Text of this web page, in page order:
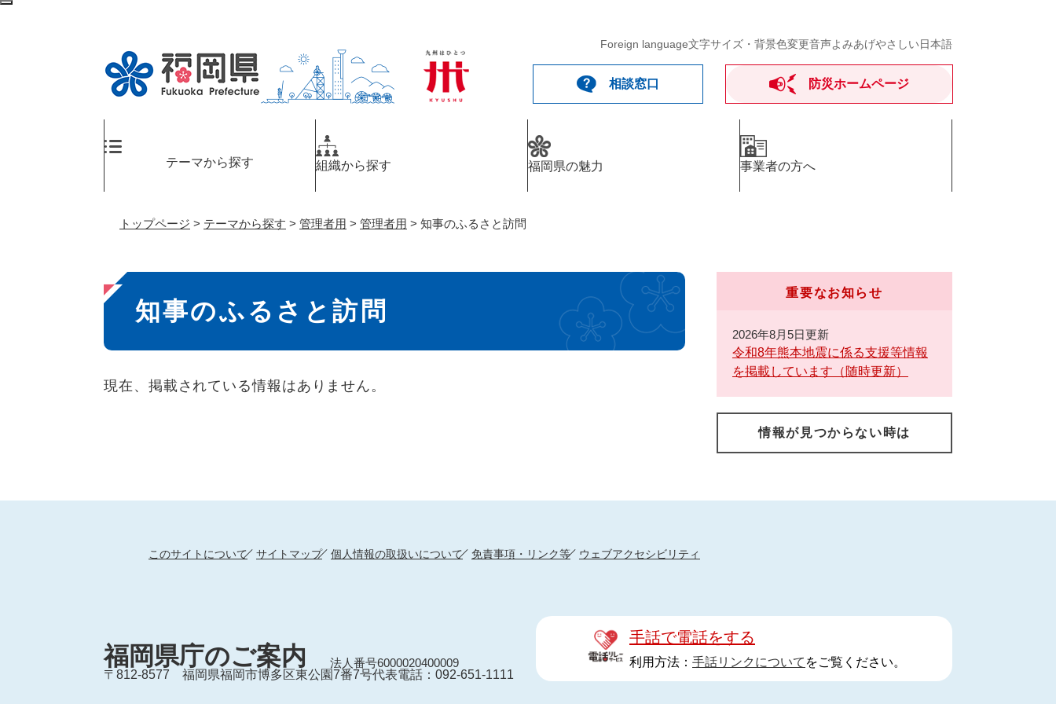
ペ
Foreign language文字サイズ・背景色変更音声よみあげやさしい日本語
相談窓口 防災ホームページ
テーマから探す 組織から探す 福岡県の魅力 事業者の方へ
トップページ > テーマから探す > 管理者用 > 管理者用 > 知事のふるさと訪問
本
文
知事のふるさと訪問
現在、掲載されている情報はありません。
重要なお知らせ
2026年8月5日更新
令和8年熊本地震に係る支援等情報
を掲載しています（随時更新）
情報が見つからない時は
このサイトについて サイトマップ 個人情報の取扱いについて 免責事項・リンク等 ウェブアクセシビリティ
福岡県庁のご案内
法人番号6000020400009
〒812-8577
福岡県福岡市博多区東公園7番7号代表電話：092-651-1111
手話で電話をする
利用方法： 手話リンクについて をご覧ください。